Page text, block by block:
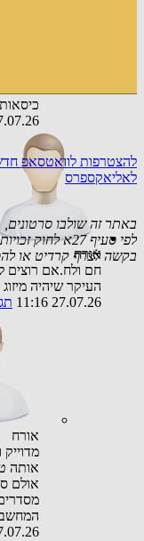
להצטרפות לוואטסאפ
לאליאקספרס
באתר זה שולבו
לפי סעיף 27א לחוק זכויות יוצרים. במידה וידוע מי צילם
בקשה לצרף קרדיט או
חינם
הזה
כל
00:05
אורח
חם ולח.אם רוצים
העיקר שיהיה מיזוג
27.07.26 11:16
אורח
אותה
אולם
14:17